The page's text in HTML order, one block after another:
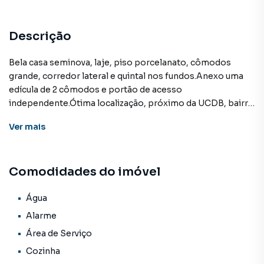
Descrição
Bela casa seminova, laje, piso porcelanato, cômodos
grande, corredor lateral e quintal nos fundos.Anexo uma
edícula de 2 cômodos e portão de acesso
independente.Ótima localização, próximo da UCDB, bairro
em Campo Grande. Não encontrou o que procurava ou
Entre em contato com nossa equipe pelo telefone (67)
3213-4243.
A KSA FACIL IMOVEIS tem mais opções de apartamentos,
casas residenciais e comerciais, sobrados, terrenos, lojas
Ver mais
Comodidades do imóvel
Água
Alarme
Área de Serviço
Cozinha